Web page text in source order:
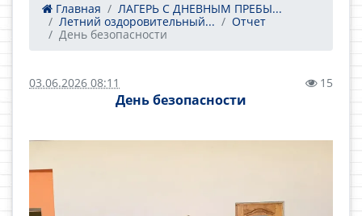
Главная
ЛАГЕРЬ С ДНЕВНЫМ ПРЕБЫ...
Летний оздоровительный...
Отчет
День безопасности
03.06.2026 08:11 15
День безопасности